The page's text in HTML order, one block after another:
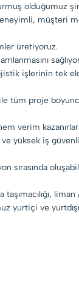
olduğumuz
müşteri
üretiyoruz.
işlerinin tek
tüm proje
verim
ve yüksek iş
sırasında
taşımacılığı,
yurtiçi ve yurtdışı